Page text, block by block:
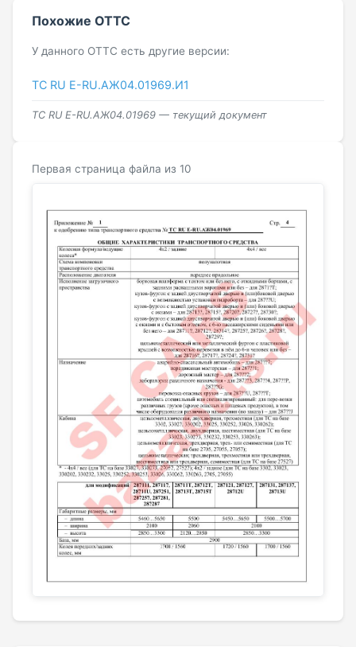
Похожие ОТТС
У данного ОТТС есть другие версии:
ТС RU Е-RU.АЖ04.01969.И1
ТС RU Е-RU.АЖ04.01969 — текущий документ
Первая страница файла из 10